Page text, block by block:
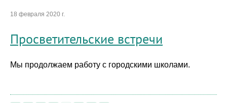
18 февраля 2020 г.
Просветительские встречи
Мы продолжаем работу с городскими школами.